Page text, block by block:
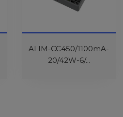
ALIM-CC450/1100mA-
20/42W-6/...